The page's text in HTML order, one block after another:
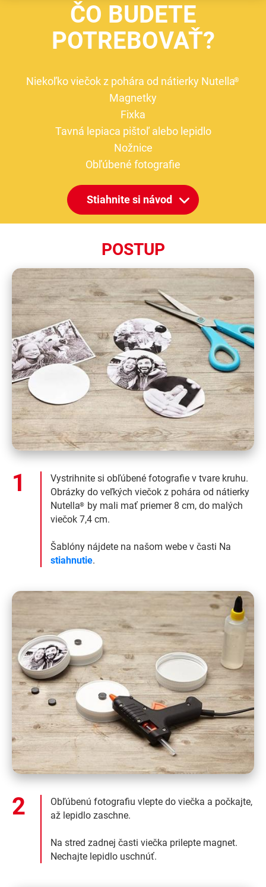
ČO BUDETE
POTREBOVAŤ?
Niekoľko viečok z pohára od nátierky Nutella®
Magnetky
Fixka
Tavná lepiaca pištoľ alebo lepidlo
Nožnice
Obľúbené fotografie
Stiahnite si návod
POSTUP
Vystrihnite si obľúbené fotografie v tvare kruhu.
Obrázky do veľkých viečok z pohára od nátierky
Nutella®
by mali mať priemer 8 cm, do malých
viečok 7,4 cm.
Šablóny nájdete na našom webe v časti Na
stiahnutie.
Obľúbenú fotografiu vlepte do viečka a počkajte,
až lepidlo zaschne.
Na stred zadnej časti viečka prilepte magnet.
Nechajte lepidlo uschnúť.